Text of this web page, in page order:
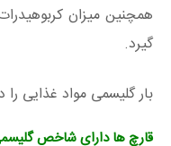
همچنین میزان
گیرد.
بار گلیسمی مواد غذایی
قارچ ها دارای شاخص